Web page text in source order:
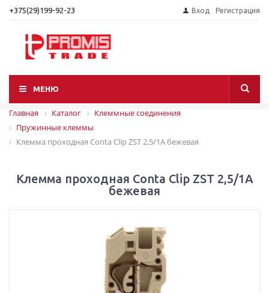
+375(29)199-92-23 Вход Регистрация
МЕНЮ
Главная Каталог
Клеммные соединения
Пружинные клеммы
Клемма проходная Conta Clip ZST 2,5/1A бежевая
Клемма проходная Conta Clip ZST 2,5/1A
бежевая